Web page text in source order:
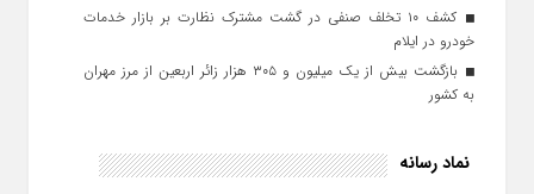
کشف ۱۰ تخلف صنفی در گشت مشترک نظارت بر بازار خدمات
خودرو در ایلام
بازگشت بیش از یک میلیون و ۳۰۵ هزار زائر اربعین از مرز مهران
به کشور
نماد رسانه